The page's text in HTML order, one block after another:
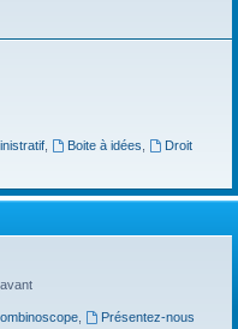
, Boite à idées
Droit
,
Présentez-nous